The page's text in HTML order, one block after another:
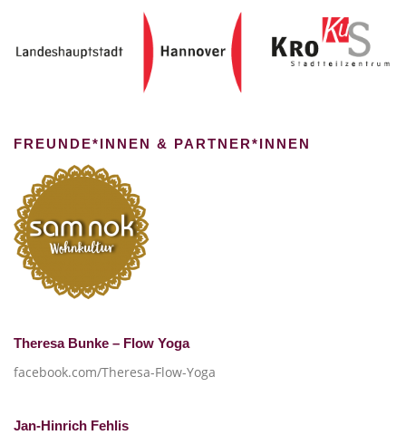
FREUNDE*INNEN & PARTNER*INNEN
Theresa Bunke – Flow Yoga
facebook.com/Theresa-Flow-Yoga
Jan-Hinrich Fehlis